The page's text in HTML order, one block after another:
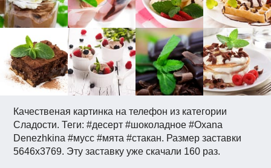
Качественая картинка на телефон из категории
Сладости. Теги: #десерт #шоколадное #Oxana
Denezhkina #мусс #мята #стакан. Размер заставки
5646x3769. Эту заставку уже скачали 160 раз.